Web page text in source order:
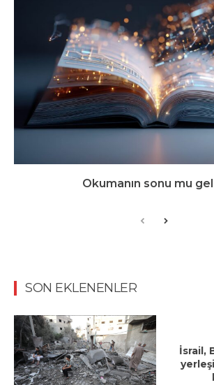
Okumanın sonu mu
SON EKLENENLER
İsrail,